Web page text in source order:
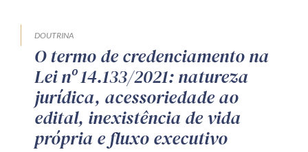
DOUTRINA
O termo de credenciamento na
Lei nº 14.133/2021: natureza
jurídica, acessoriedade ao
edital, inexistência de vida
própria e fluxo executivo